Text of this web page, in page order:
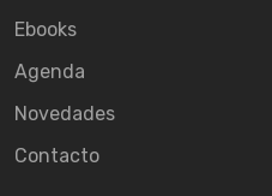
Ebooks
Agenda
Novedades
Contacto